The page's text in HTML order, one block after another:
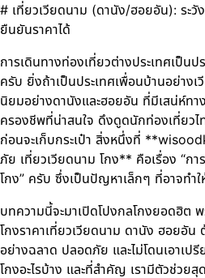
# เที่ยวเวียดนาม (ดานัง/ฮอยอัน): ระวั
ยืนยันราคาได้
การเดินทางท่องเที่ยวต่างประเทศเป็น
ครับ ยิ่งถ้าเป็นประเทศเพื่อนบ้านอย่างเ
นิยมอย่างดานังและฮอยอัน ที่มีเสน่ห์ทา
ครองชีพที่น่าสนใจ ดึงดูดนักท่องเที่ยวไ
ก่อนจะเก็บกระเป๋า สิ่งหนึ่งที่
ภัย เที่ยวเวียดนาม โกง** คือเรื่อง “กา
โกง” ครับ ซึ่งเป็นปัญหาเล็กๆ ที่อาจทำ
บทความนี้จะมาเปิดโปงกลโกงยอดฮิต
โกงราคาเที่ยวเวียดนาม ดานัง ฮอยอัน
อย่างฉลาด ปลอดภัย และไม่โดนเอาเป
โกงอะไรบ้าง และที่สำคัญ เรามีตัวช่วยสุ